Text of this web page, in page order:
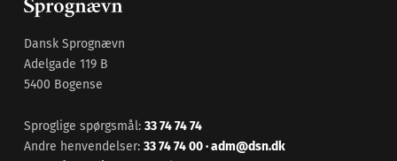
Dansk Sprognævn
Adelgade 119 B
5400 Bogense
Sproglige spørgsmål: 33 74 74 74
Andre henvendelser: 33 74 74 00·adm@dsn.dk